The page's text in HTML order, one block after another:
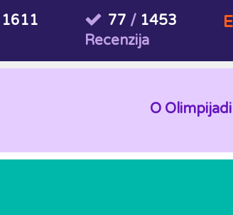
1611
77 / 1453
Recenzija
O Olimpijadi